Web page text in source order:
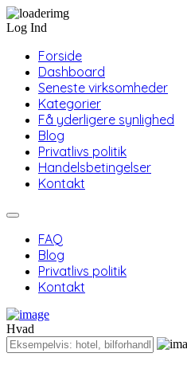
Log Ind
Forside
Dashboard
Seneste virksomheder
Kategorier
Få yderligere synlighed
Blog
Privatlivs politik
Handelsbetingelser
Kontakt
FAQ
Blog
Privatlivs politik
Kontakt
Hvad